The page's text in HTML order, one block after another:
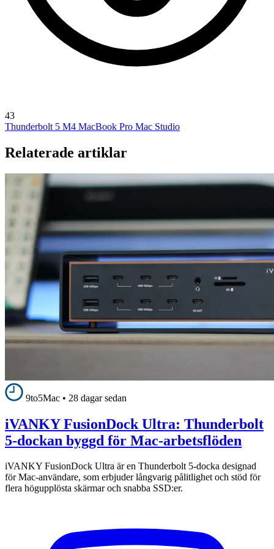
43
Thunderbolt 5 M4 MacBook Pro Mac Studio
Relaterade artiklar
9to5Mac • 28 dagar sedan
iVANKY FusionDock Ultra: Thunderbolt
5-dockan byggd för Mac-arbetsflöden
iVANKY FusionDock Ultra är en Thunderbolt 5-docka designad
för Mac-användare, som erbjuder långvarig pålitlighet och stöd för
flera högupplösta skärmar och snabba SSD:er.